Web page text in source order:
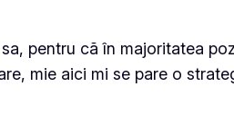
pentru că în majoritatea
mie aici mi se pare o